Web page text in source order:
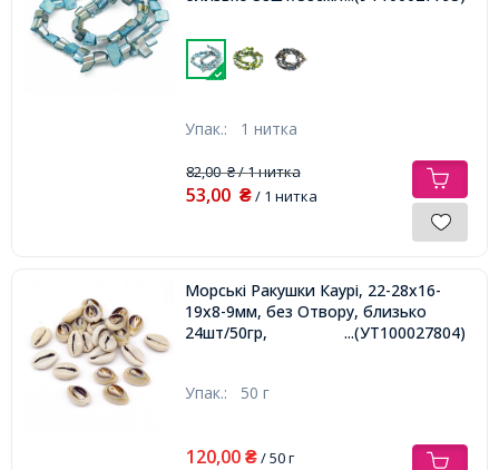
Упак.: 1 нитка
82,00₴/ 1 нитка
53,00 ₴/ 1 нитка
Морські Ракушки Каурі, 22-28х16-
19х8-9мм, без Отвору, близько
24шт/50гр,
...(УТ100027804)
Упак.: 50 г
120,00 ₴/ 50 г